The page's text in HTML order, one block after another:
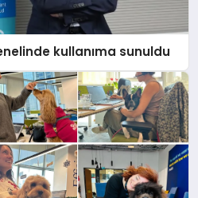
kullanıma sunuldu